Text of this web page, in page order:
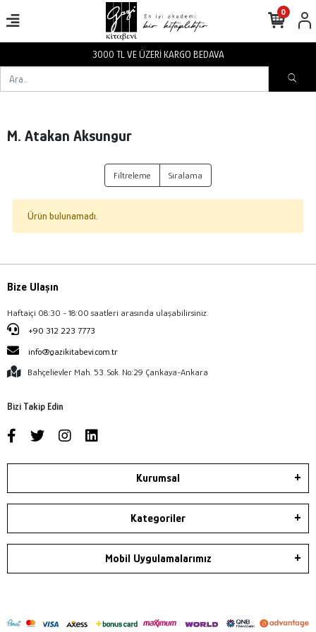
3000 TL VE ÜZERİ KARGO BEDAVA
0
M. Atakan Aksungur
Filtreleme Sıralama
Ürün bulunamadı.
Bize Ulaşın
Haftaiçi 08:30 - 18:00 saatleri arasında ulaşabilirsiniz.
+90 312 223 7773
info@gazikitabevi.com.tr
Bahçelievler Mah. 53. Sok. No:29 Çankaya-Ankara
Bizi Takip Edin
Kurumsal
Kategoriler
Mobil Uygulamalarımız